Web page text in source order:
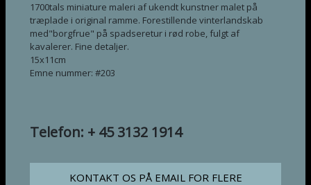
1700tals miniature maleri af ukendt kunstner malet på
træplade i original ramme. Forestillende vinterlandskab
med"borgfrue" på spadseretur i rød robe, fulgt af
kavalerer. Fine detaljer.
15x11cm
Emne nummer: #203
Telefon: + 45 3132 1914
KONTAKT OS PÅ EMAIL FOR FLERE